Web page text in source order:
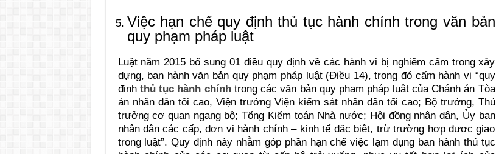
Việc hạn chế quy định thủ tục hành chính trong văn bản
quy phạm pháp luật
Luật năm 2015 bổ sung 01 điều quy định về các hành vi bị nghiêm cấm trong xây
dựng, ban hành văn bản quy phạm pháp luật (Điều 14), trong đó cấm hành vi “quy
định thủ tục hành chínhtrong các văn bản quy phạm pháp luật của Chánh án Tòa
án nhân dân tối cao, Viện trưởng Viện kiểm sát nhân dân tối cao; Bộ trưởng, Thủ
trưởng cơ quan ngang bộ; Tổng Kiểm toán Nhà nước; Hội đồng nhân dân, Ủy ban
nhân dân các cấp, đơn vị hành chính – kinh tế đặc biệt, trừ trường hợp được giao
trong luật”. Quy định này nhằm góp phần hạn chế việc lạm dụng ban hành thủ tục